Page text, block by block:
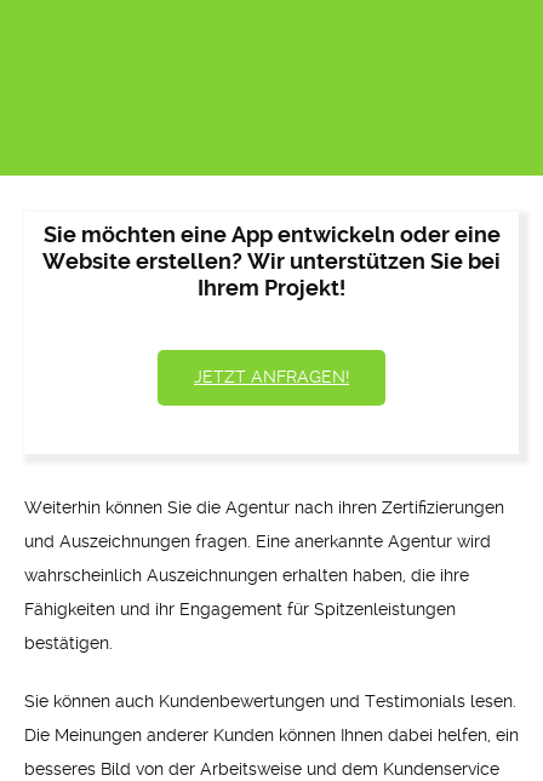
Sie möchten eine App entwickeln oder eine
Website erstellen? Wir unterstützen Sie bei
Ihrem Projekt!
JETZT ANFRAGEN!
Weiterhin können Sie die Agentur nach ihren Zertifizierungen
und Auszeichnungen fragen. Eine anerkannte Agentur wird
wahrscheinlich Auszeichnungen erhalten haben, die ihre
Fähigkeiten und ihr Engagement für Spitzenleistungen
bestätigen.
Sie können auch Kundenbewertungen und Testimonials lesen.
Die Meinungen anderer Kunden können Ihnen dabei helfen, ein
besseres Bild von der Arbeitsweise und dem Kundenservice